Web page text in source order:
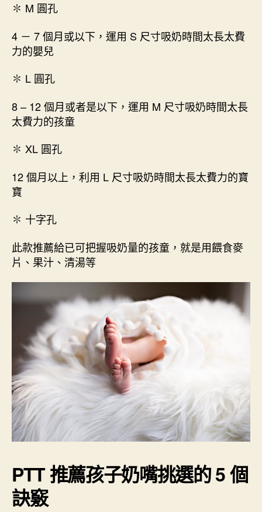
✽ M 圓孔
4 － 7 個月或以下，運用 S 尺寸吸奶時間太長太費
力的嬰兒
✽ L 圓孔
8 – 12 個月或者是以下，運用 M 尺寸吸奶時間太長
太費力的孩童
✽ XL 圓孔
12 個月以上，利用 L 尺寸吸奶時間太長太費力的寶
寶
✽ 十字孔
此款推薦給已可把握吸奶量的孩童，就是用餵食麥
片、果汁、清湯等
PTT 推薦孩子奶嘴挑選的 5 個
訣竅